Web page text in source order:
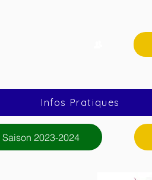
Infos Pratiques
Saison 2023-2024